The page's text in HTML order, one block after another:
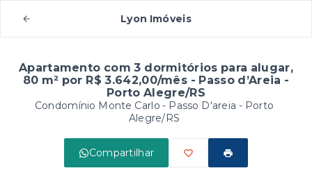
Lyon Imóveis
Apartamento com 3 dormitórios para alugar,
80 m² por R$ 3.642,00/mês - Passo d’Areia -
Porto Alegre/RS
Condomínio Monte Carlo - Passo D'areia - Porto
Alegre/RS
Compartilhar